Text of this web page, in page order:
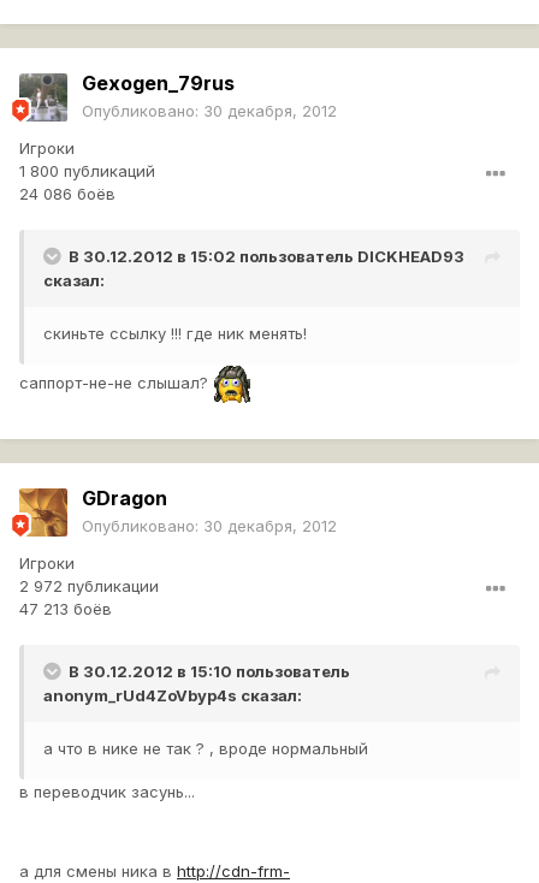
Gexogen_79rus
Опубликовано: 30 декабря, 2012
Игроки
1 800 публикаций
24 086 боёв
В 30.12.2012 в 15:02 пользователь DICKHEAD93
сказал:
скиньте ссылку !!! где ник менять!
саппорт-не-не слышал?
GDragon
Опубликовано: 30 декабря, 2012
Игроки
2 972 публикации
47 213 боёв
В 30.12.2012 в 15:10 пользователь
anonym_rUd4ZoVbyp4s сказал:
а что в нике не так ? , вроде нормальный
в переводчик засунь...
а для смены ника в http://cdn-frm-